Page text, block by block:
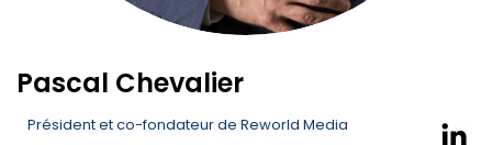
Pascal Chevalier
Président et co-fondateur de Reworld Media